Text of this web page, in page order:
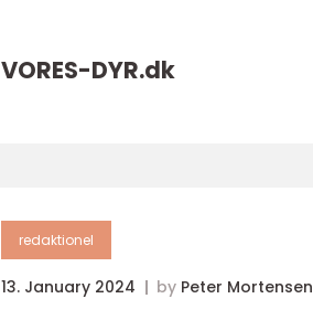
VORES-DYR.dk
redaktionel
13. January 2024 by Peter Mortensen